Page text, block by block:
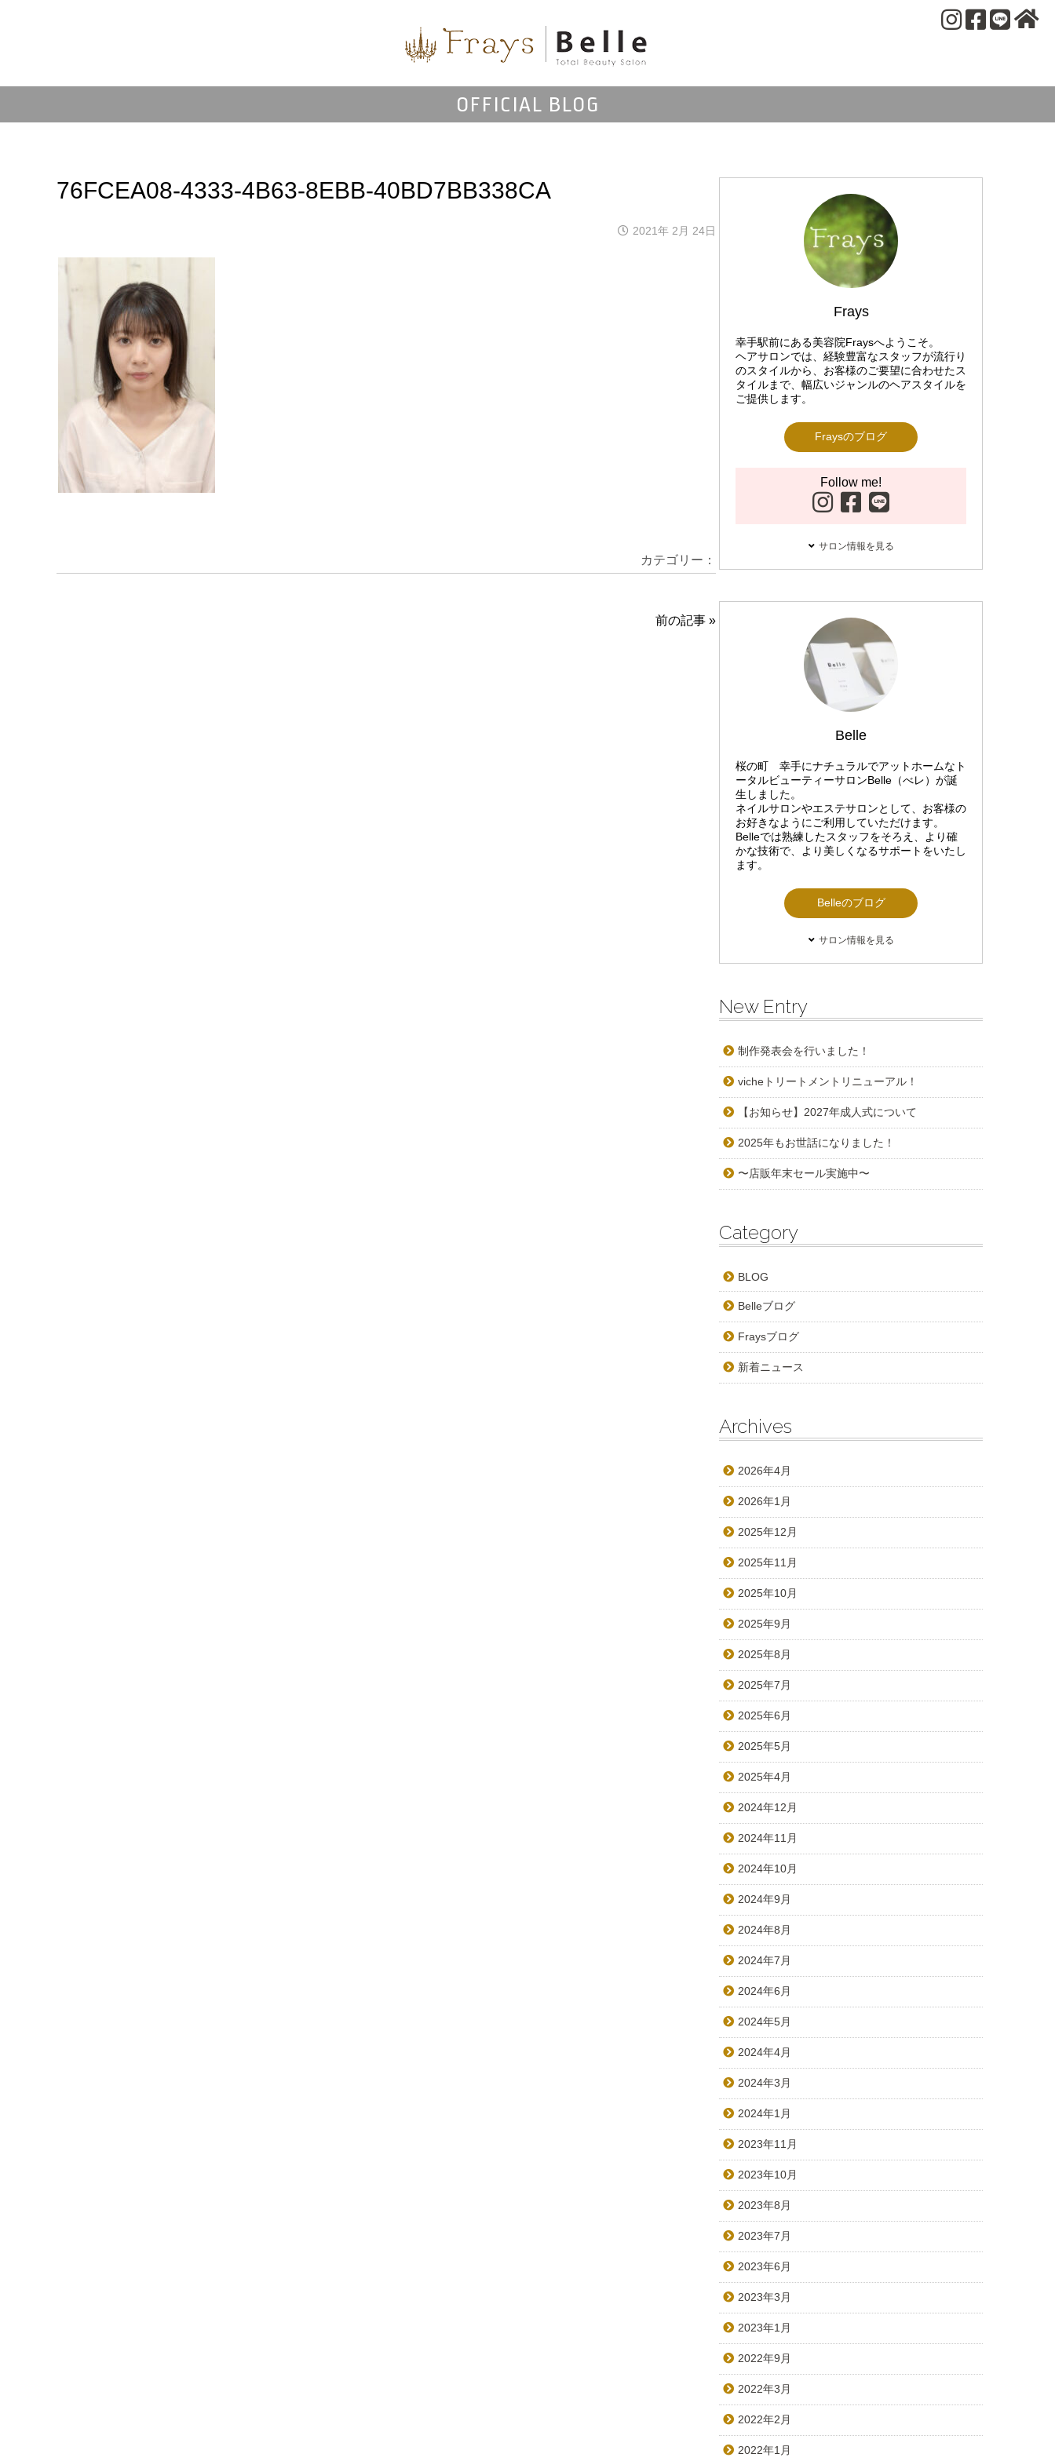
OFFICIAL BLOG
76FCEA08-4333-4B63-8EBB-40BD7BB338CA
2021年 2月 24日
カテゴリー：
前の記事 »
Frays
幸手駅前にある美容院Fraysへようこそ。
ヘアサロンでは、経験豊富なスタッフが流行り
のスタイルから、お客様のご要望に合わせたス
タイルまで、幅広いジャンルのヘアスタイルを
ご提供します。
Fraysのブログ
Follow me!
サロン情報を見る
Belle
桜の町 幸手にナチュラルでアットホームなト
ータルビューティーサロンBelle（べレ）が誕
生しました。
ネイルサロンやエステサロンとして、お客様の
お好きなようにご利用していただけます。
Belleでは熟練したスタッフをそろえ、より確
かな技術で、より美しくなるサポートをいたし
ます。
Belleのブログ
サロン情報を見る
New Entry
制作発表会を行いました！
vicheトリートメントリニューアル！
【お知らせ】2027年成人式について
2025年もお世話になりました！
〜店販年末セール実施中〜
Category
BLOG
Belleブログ
Fraysブログ
新着ニュース
Archives
2026年4月
2026年1月
2025年12月
2025年11月
2025年10月
2025年9月
2025年8月
2025年7月
2025年6月
2025年5月
2025年4月
2024年12月
2024年11月
2024年10月
2024年9月
2024年8月
2024年7月
2024年6月
2024年5月
2024年4月
2024年3月
2024年1月
2023年11月
2023年10月
2023年8月
2023年7月
2023年6月
2023年3月
2023年1月
2022年9月
2022年3月
2022年2月
2022年1月